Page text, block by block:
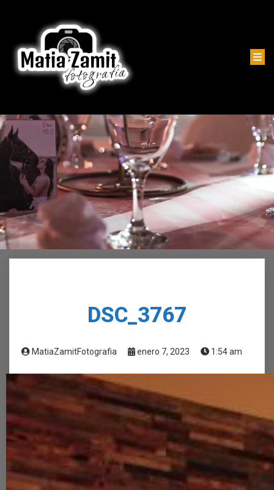
DSC_3767
MatiaZamitFotografia enero 7, 2023 1:54 am